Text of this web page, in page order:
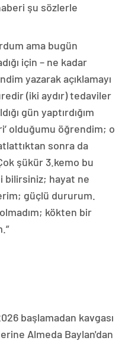
şu sözlerle
ama bugün
için – ne kadar
yazarak açıklamayı
(iki aydır) tedaviler
gün yaptırdığım
olduğumu öğrendim; o
sonra da
şükür 3.kemo bu
bilirsiniz; hayat ne
güçlü dururum.
kökten bir
başlamadan kavgası
Almeda Baylan'dan